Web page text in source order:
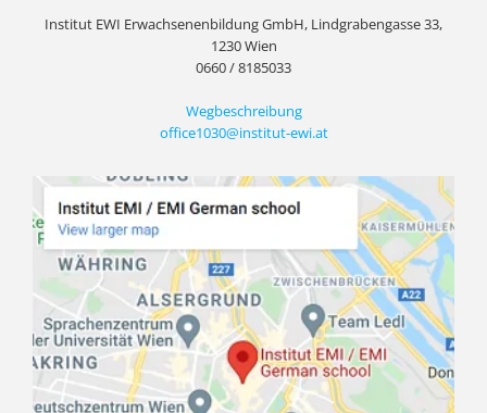
Institut EWI Erwachsenenbildung GmbH, Lindgrabengasse 33,
1230 Wien
0660 / 8185033
Wegbeschreibung
office1030@institut-ewi.at